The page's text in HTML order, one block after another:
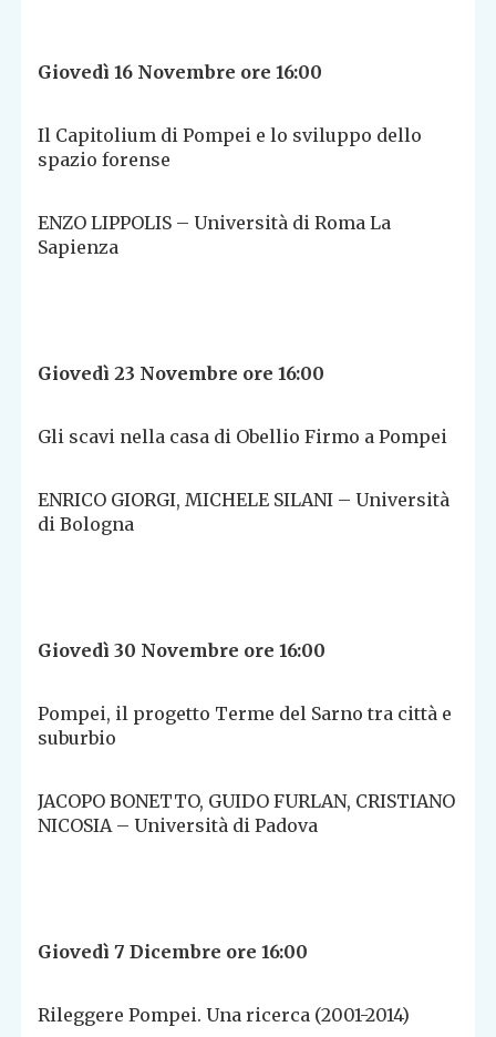
Giovedì 16 Novembre ore 16:00
Il Capitolium di Pompei e lo sviluppo dello
spazio forense
ENZO LIPPOLIS – Università di Roma La
Sapienza
Giovedì 23 Novembre ore 16:00
Gli scavi nella casa di Obellio Firmo a Pompei
ENRICO GIORGI, MICHELE SILANI – Università
di Bologna
Giovedì 30 Novembre ore 16:00
Pompei, il progetto Terme del Sarno tra città e
suburbio
JACOPO BONETTO, GUIDO FURLAN, CRISTIANO
NICOSIA – Università di Padova
Giovedì 7 Dicembre ore 16:00
Rileggere Pompei. Una ricerca (2001-2014)